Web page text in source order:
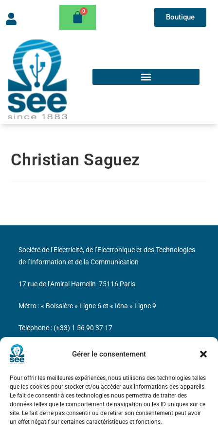
Gérer le consentement
Pour offrir les meilleures expériences, nous utilisons des technologies telles
que les cookies pour stocker et/ou accéder aux informations des appareils.
Le fait de consentir à ces technologies nous permettra de traiter des
données telles que le comportement de navigation ou les ID uniques sur ce
site. Le fait de ne pas consentir ou de retirer son consentement peut avoir
un effet négatif sur certaines caractéristiques et fonctions.
Boutique
Christian Saguez
Bicentenaire des découvertes d’André-
Marie Ampère
Mentions légales
Société de l’Electricité, de l’Electronique et des Technologies
de l’Information et de la Communication
17 rue de l’Amiral Hamelin 75116 Paris
Métro : « Boissière » Ligne 6 et « Iéna » Ligne 9
Téléphone : (+33) 1 56 90 37 17
N° de SIREN : 785 393 232, Code APE : 9412Z TVA intra-
communautaire : FR44 785 393 232